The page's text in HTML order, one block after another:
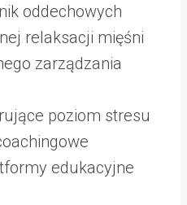
oddechowych
relaksacji mięśni
zarządzania
poziom stresu
edukacyjne